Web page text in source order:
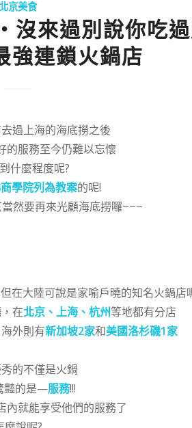
京美食
來過別說你吃過
強連鎖火鍋店
過上海的海底撈之後
的服務至今仍難以忘懷
什麼程度呢?
學院列為教案的呢!
然要再來光顧海底撈囉~~~
在大陸可說是家喻戶曉的知名火鍋店
在北京、上海、杭州等地都有分店
外則有新加坡2家和美國洛杉磯1家
的不僅是火鍋
豔的是—服務!!!
內就能享受他們的服務了